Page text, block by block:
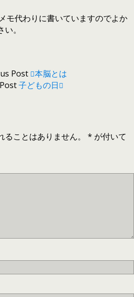
モ代わりに書いていますのでよか
。
Post 本脳とは
子どもの日
ことはありません。 * が付いて